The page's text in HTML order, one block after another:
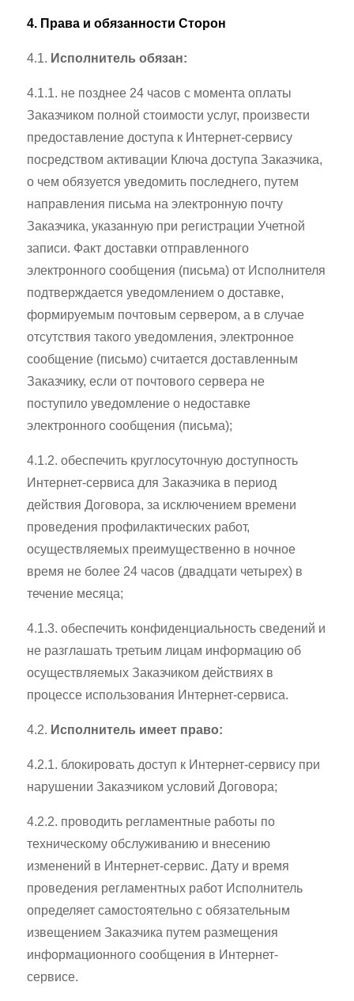
4. Права и обязанности Сторон
4.1. Исполнитель обязан:
4.1.1. не позднее 24 часов с момента оплаты
Заказчиком полной стоимости услуг, произвести
предоставление доступа к Интернет-сервису
посредством активации Ключа доступа Заказчика,
о чем обязуется уведомить последнего, путем
направления письма на электронную почту
Заказчика, указанную при регистрации Учетной
записи. Факт доставки отправленного
электронного сообщения (письма) от Исполнителя
подтверждается уведомлением о доставке,
формируемым почтовым сервером, а в случае
отсутствия такого уведомления, электронное
сообщение (письмо) считается доставленным
Заказчику, если от почтового сервера не
поступило уведомление о недоставке
электронного сообщения (письма);
4.1.2. обеспечить круглосуточную доступность
Интернет-сервиса для Заказчика в период
действия Договора, за исключением времени
проведения профилактических работ,
осуществляемых преимущественно в ночное
время не более 24 часов (двадцати четырех) в
течение месяца;
4.1.3. обеспечить конфиденциальность сведений и
не разглашать третьим лицам информацию об
осуществляемых Заказчиком действиях в
процессе использования Интернет-сервиса.
4.2. Исполнитель имеет право:
4.2.1. блокировать доступ к Интернет-сервису при
нарушении Заказчиком условий Договора;
4.2.2. проводить регламентные работы по
техническому обслуживанию и внесению
изменений в Интернет-сервис. Дату и время
проведения регламентных работ Исполнитель
определяет самостоятельно с обязательным
извещением Заказчика путем размещения
информационного сообщения в Интернет-
сервисе.